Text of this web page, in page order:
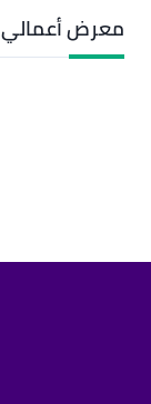
معرض أعمالي